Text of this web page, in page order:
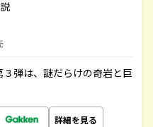
３弾は、謎だらけの奇岩と巨
詳細を見る